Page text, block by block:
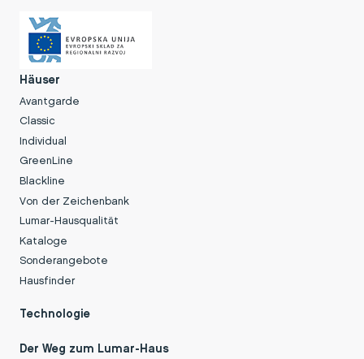
Häuser
Avantgarde
Classic
Individual
GreenLine
Blackline
Von der Zeichenbank
Lumar-Hausqualität
Kataloge
Sonderangebote
Hausfinder
Technologie
Der Weg zum Lumar-Haus